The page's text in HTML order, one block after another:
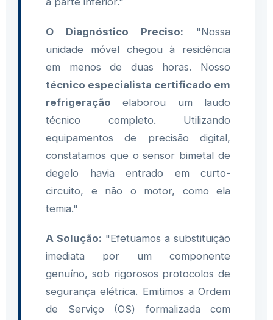
O Diagnóstico Preciso: "Nossa
unidade móvel chegou à residência
em menos de duas horas. Nosso
técnico especialista certificado em
refrigeração elaborou um laudo
técnico completo. Utilizando
equipamentos de precisão digital,
constatamos que o sensor bimetal de
degelo havia entrado em curto-
circuito, e não o motor, como ela
temia."
A Solução: "Efetuamos a substituição
imediata por um componente
genuíno, sob rigorosos protocolos de
segurança elétrica. Emitimos a Ordem
de Serviço (OS) formalizada com